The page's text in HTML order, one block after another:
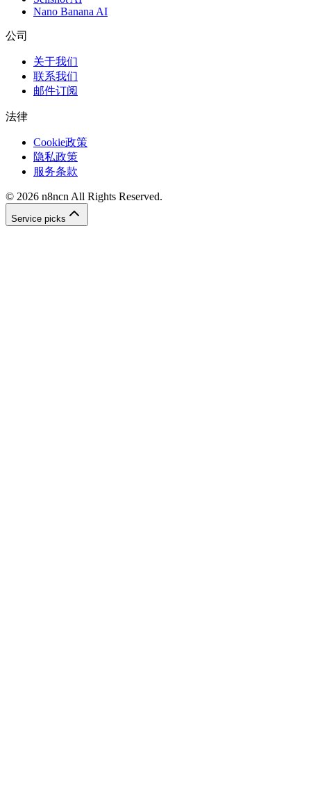
Nano Banana AI
公司
关于我们
联系我们
邮件订阅
法律
Cookie政策
隐私政策
服务条款
© 2026 n8ncn All Rights Reserved.
Service picks